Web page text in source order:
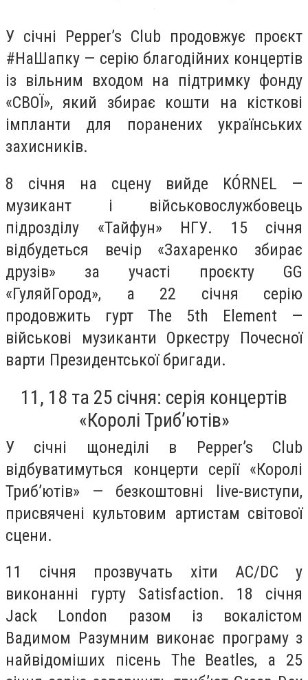
У січні Pepper’s Club продовжує проєкт
#НаШапку — серію благодійних концертів
із вільним входом на підтримку фонду
«СВОЇ», який збирає кошти на кісткові
імпланти для поранених українських
захисників.
8 січня на сцену вийде KÓRNEL —
музикант і військовослужбовець
підрозділу «Тайфун» НГУ. 15 січня
відбудеться вечір «Захаренко збирає
друзів» за участі проєкту GG
«ГуляйГород», а 22 січня серію
продовжить гурт The 5th Element —
військові музиканти Оркестру Почесної
варти Президентської бригади.
11, 18 та 25 січня: серія концертів
«Королі Триб’ютів»
У січні щонеділі в Pepper’s Club
відбуватимуться концерти серії «Королі
Триб’ютів» — безкоштовні live-виступи,
присвячені культовим артистам світової
сцени.
11 січня прозвучать хіти AC/DC у
виконанні гурту Satisfaction. 18 січня
Jack London разом із вокалістом
Вадимом Разумним виконає програму з
найвідоміших пісень The Beatles, а 25